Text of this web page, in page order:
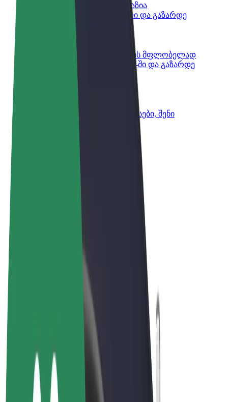
დაამატე რესტორანი ან მაღაზია
მოიზიდე მეტი მომხმარებელი და გაზარდე
დარეგისტრირდი ავტოპარკის მფლობელად
დაამატე შენი ავტოპარკი Bolt-ში და გაზარდე
Bolt-ის პროდუქტები და სერვისები, შენი
Bolt Drive
Bolt ბიზნესისთვის
ელ. ბაიკი